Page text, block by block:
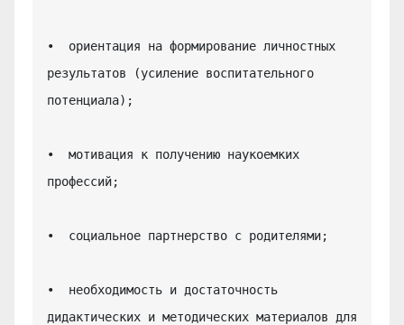
•  ориентация на формирование личностных
результатов (усиление воспитательного
потенциала);
•  мотивация к получению наукоемких
профессий;
•  социальное партнерство с родителями;
•  необходимость и достаточность
дидактических и методических материалов для